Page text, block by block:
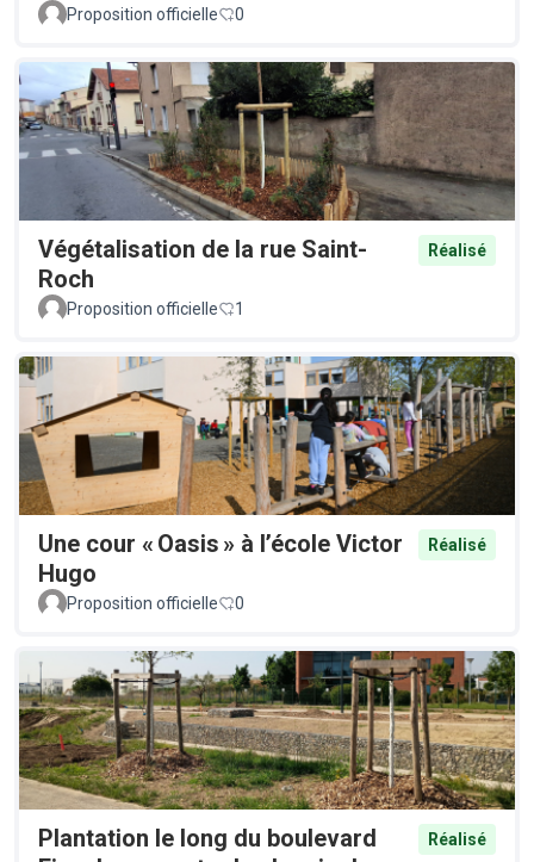
Proposition officielle 0
Végétalisation de la rue Saint-
Roch
Réalisé
Proposition officielle 1
Une cour « Oasis » à l’école Victor
Hugo
Réalisé
Proposition officielle 0
Plantation le long du boulevard
Réalisé